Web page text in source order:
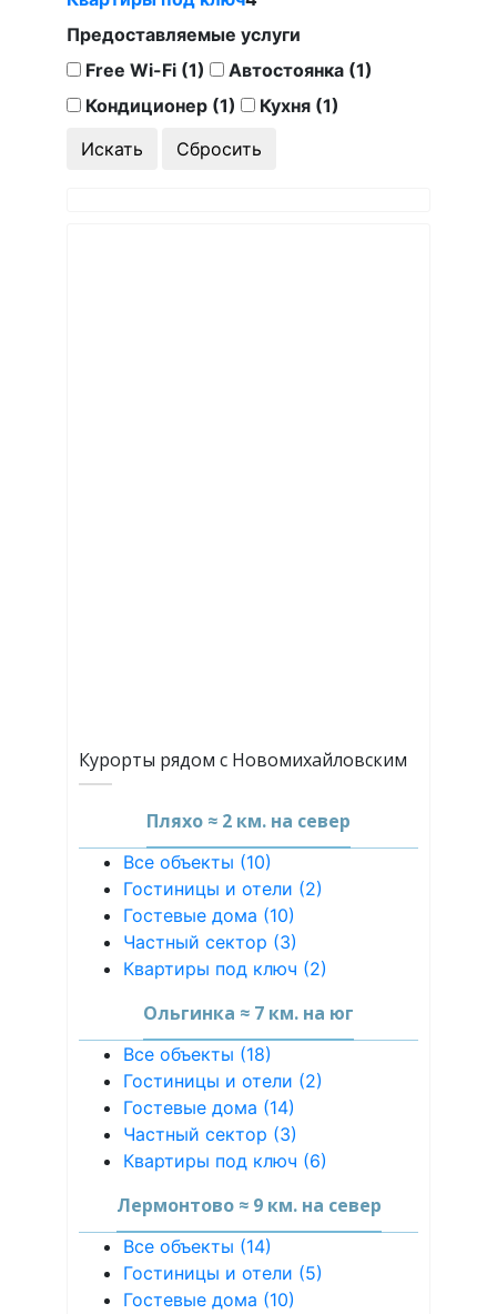
Предоставляемые услуги
Free Wi-Fi (1)
Автостоянка (1)
Кондиционер (1)
Кухня (1)
Курорты рядом с Новомихайловским
Пляхо ≈ 2 км. на север
Все объекты (10)
Гостиницы и отели (2)
Гостевые дома (10)
Частный сектор (3)
Квартиры под ключ (2)
Ольгинка ≈ 7 км. на юг
Все объекты (18)
Гостиницы и отели (2)
Гостевые дома (14)
Частный сектор (3)
Квартиры под ключ (6)
Лермонтово ≈ 9 км. на север
Все объекты (14)
Гостиницы и отели (5)
Гостевые дома (10)